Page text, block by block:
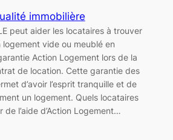
immobilière
peut aider les locataires à trouver
vide ou meublé en
Action Logement lors de la
de location. Cette garantie des
d’avoir l’esprit tranquille et de
un logement. Quels locataires
l’aide d’Action Logement…